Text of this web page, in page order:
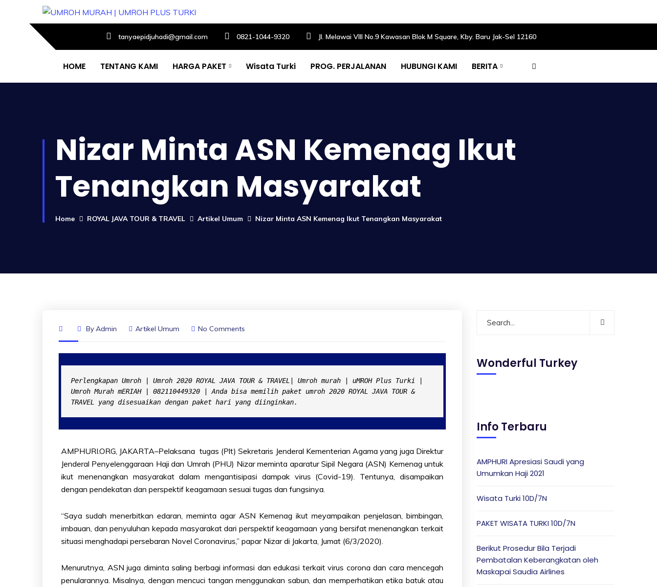
tanyaepidjuhadi@gmail.com 0821-1044-9320 Jl. Melawai VIII No.9 Kawasan Blok M Square, Kby. Baru Jak-Sel 12160
HOME TENTANG KAMI HARGA PAKET Wisata Turki PROG. PERJALANAN HUBUNGI KAMI BERITA
Nizar Minta ASN Kemenag Ikut
Tenangkan Masyarakat
Home ROYAL JAVA TOUR & TRAVEL Artikel Umum Nizar Minta ASN Kemenag Ikut Tenangkan Masyarakat
By Admin Artikel Umum No Comments
Perlengkapan Umroh | Umroh 2020 ROYAL JAVA TOUR & TRAVEL| Umroh murah | uMROH Plus Turki |
Umroh Murah mERIAH | 082110449320 | Anda bisa memilih paket umroh 2020 ROYAL JAVA TOUR &
TRAVEL yang disesuaikan dengan paket hari yang diinginkan.
AMPHURI.ORG, JAKARTA–Pelaksana tugas (Plt) Sekretaris Jenderal Kementerian Agama yang juga Direktur
Jenderal Penyelenggaraan Haji dan Umrah (PHU) Nizar meminta aparatur Sipil Negara (ASN) Kemenag untuk
ikut menenangkan masyarakat dalam mengantisipasi dampak virus (Covid-19). Tentunya, disampaikan
dengan pendekatan dan perspektif keagamaan sesuai tugas dan fungsinya.
“Saya sudah menerbitkan edaran, meminta agar ASN Kemenag ikut meyampaikan penjelasan, bimbingan,
imbauan, dan penyuluhan kepada masyarakat dari perspektif keagamaan yang bersifat menenangkan terkait
situasi menghadapi persebaran Novel Coronavirus,” papar Nizar di Jakarta, Jumat (6/3/2020).
Menurutnya, ASN juga diminta saling berbagi informasi dan edukasi terkait virus corona dan cara mencegah
penularannya. Misalnya, dengan mencuci tangan menggunakan sabun, dan memperhatikan etika batuk atau
Wonderful Turkey
Info Terbaru
AMPHURI Apresiasi Saudi yang
Umumkan Haji 2021
Wisata Turki 10D/7N
PAKET WISATA TURKI 10D/7N
Berikut Prosedur Bila Terjadi
Pembatalan Keberangkatan oleh
Maskapai Saudia Airlines